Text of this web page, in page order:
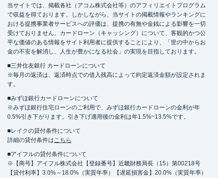
当サイトでは、掲載各社（アコム株式会社等）のアフィリエイトプログラム
で収益を得ております。しかしながら、当サイトの掲載情報やランキングに
おける提携事業者サービスへの評価は、提携の有無や金銭による影響を一切
受けておりません。カードローン（キャッシング）について、客観的かつ公
平な価値のある情報をサイト利用者に提供することにより、「世の中からお
金の不安を解消し、人生が豊かになる社会」の実現を目指しております。
■三井住友銀行 カードローンについて
※毎月の返済は、返済時点での借入残高によって約定返済金額が設定されま
す。
■みずほ銀行カードローンについて
※みずほ銀行住宅ローンのご利用で、みずほ銀行カードローンの金利が年
0.5%引き下がります。引き下げ適用後の金利は年1.5%~13.5%です。
■レイクの貸付条件について
詳細の貸付条件はこちら
■アイフルの貸付条件について
※【商号】アイフル株式会社【登録番号】近畿財務局長（15）第00218号
【貸付利率】3.0%～18.0%（実質年率）【遅延損害金】20.0%（実質年率）